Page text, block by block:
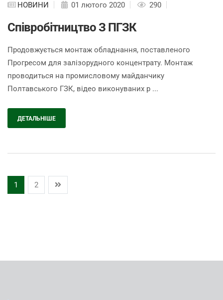
НОВИНИ 01 лютого 2020 290
Співробітництво З ПГЗК
Продовжується монтаж обладнання, поставленого
Прогресом для залізорудного концентрату. Монтаж
проводиться на промисловому майданчику
Полтавського ГЗК, відео виконуваних р ...
ДЕТАЛЬНІШЕ
1 2